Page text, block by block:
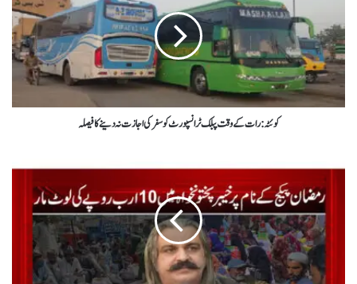
کوئٹہ : رات کے وقت پبلک ٹرانسپورٹ کو سفر کی اجازت نہ دینے کا فیصلہ